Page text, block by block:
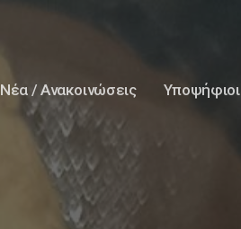
Νέα / Ανακοινώσεις Υποψήφιοι